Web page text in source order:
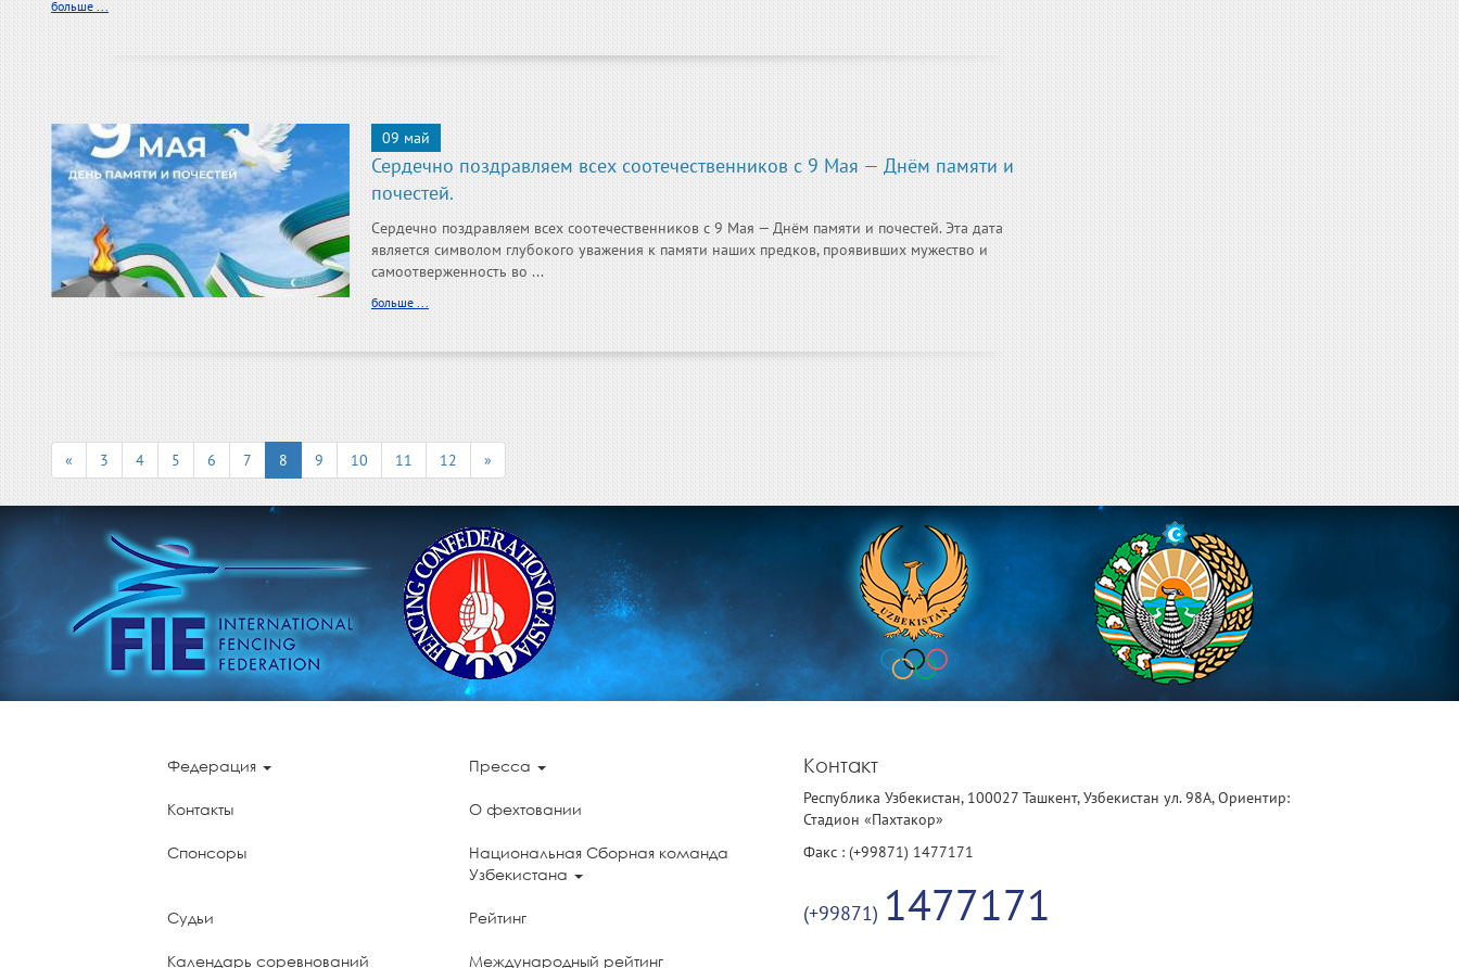
больше ...
09 май
Сердечно поздравляем всех соотечественников с 9 Мая — Днём памяти и
почестей.
Сердечно поздравляем всех соотечественников с 9 Мая — Днём памяти и почестей. Эта дата
является символом глубокого уважения к памяти наших предков, проявивших мужество и
самоотверженность во ...
больше ...
« 3 4 5 6 7 8 9 10 11 12 »
Федерация Пресса
Контакты О фехтовании
Спонсоры
Национальная Сборная команда
Узбекистана
Судьи Рейтинг
Календарь соревнований Международный рейтинг
Контакт
Республика Узбекистан, 100027 Ташкент, Узбекистан ул. 98А, Ориентир:
Стадион «Пахтакор»
Факс : (+99871) 1477171
(+99871) 1477171